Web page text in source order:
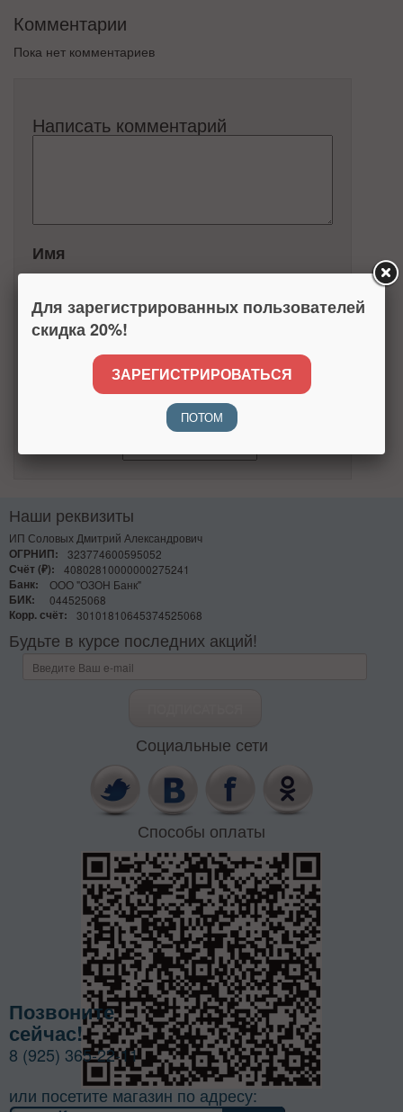
Комментарии
Пока нет комментариев
Написать комментарий
Имя
Настоящим подтверждаю, что я ознакомлен и согласен
условиямиполитики конфиденциальности.
Узнать больше
Наши реквизиты
ИП Соловых Дмитрий Александрович
ОГРНИП:
323774600595052
Счёт (₽):
40802810000000275241
Банк:
ООО "ОЗОН Банк"
БИК:
044525068
Корр. счёт:
30101810645374525068
Будьте в курсе последних акций!
Социальные сети
Способы оплаты
Позвоните
сейчас!
8 (925) 365-22-11
или посетите магазин по адресу:
Для зарегистрированных пользователей
скидка 20%!
ЗАРЕГИСТРИРОВАТЬСЯ
ПОТОМ